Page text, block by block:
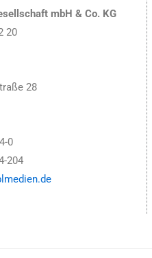
mbH & Co. KG
20
28
0
204